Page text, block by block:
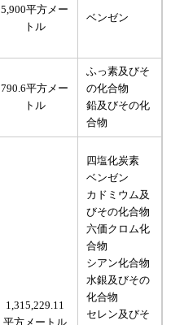
5,900平方メー
トル
ベンゼン
790.6平方メー
トル
ふっ素及びそ
の化合物
鉛及びその化
合物
1,315,229.11
​四塩化炭素
ベンゼン
カドミウム及
びその化合物
六価クロム化
合物
シアン化合物
水銀及びその
化合物
セレン及びそ